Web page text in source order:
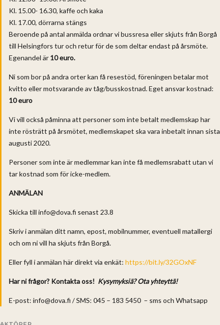
Kl. 15.00- 16.30, kaffe och kaka
Kl. 17.00, dörrarna stängs
Beroende på antal anmälda ordnar vi bussresa eller skjuts från Borgå
till Helsingfors tur och retur för de som deltar endast på årsmöte.
Egenandel är 10 euro.
Ni som bor på andra orter kan få resestöd, föreningen betalar mot
kvitto eller motsvarande av tåg/busskostnad. Eget ansvar kostnad:
10 euro
Vi vill också påminna att personer som inte betalt medlemskap har
inte rösträtt på årsmötet, medlemskapet ska vara inbetalt innan sista
augusti 2020.
Personer som inte är medlemmar kan inte få medlemsrabatt utan vi
tar kostnad som för icke-medlem.
ANMÄLAN
Skicka till info@dova.fi senast 23.8
Skriv i anmälan ditt namn, epost, mobilnummer, eventuell matallergi
och om ni vill ha skjuts från Borgå.
Eller fyll i anmälan här direkt via enkät: https://bit.ly/32GOxNF
Har ni frågor? Kontakta oss! Kysymyksiä? Ota yhteyttä!
E-post: info@dova.fi / SMS: 045 – 183 5450 – sms och Whatsapp